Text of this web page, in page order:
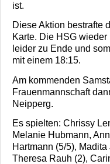
ist.
Diese Aktion bestrafte
Karte. Die HSG
leider zu Ende und
mit einem 18:15.
Am kommenden
Frauenmannschaft
Neipperg.
Es spielten: Chrissy
Melanie Hubmann,
Hartmann (5/5),
Theresa Rauh (2),